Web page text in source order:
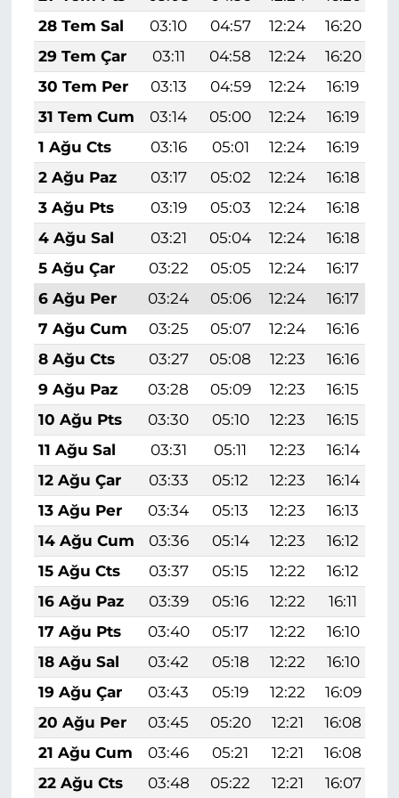
28 Tem Sal
03:10 04:57 12:24 16:20
29 Tem Çar
03:11 04:58 12:24 16:20
30 Tem Per
03:13 04:59 12:24 16:19
31 Tem Cum
03:14 05:00 12:24 16:19
1 Ağu Cts
03:16 05:01 12:24 16:19
2 Ağu Paz
03:17 05:02 12:24 16:18
3 Ağu Pts
03:19 05:03 12:24 16:18
4 Ağu Sal
03:21 05:04 12:24 16:18
5 Ağu Çar
03:22 05:05 12:24 16:17
6 Ağu Per
03:24 05:06 12:24 16:17
7 Ağu Cum
03:25 05:07 12:24 16:16
8 Ağu Cts
03:27 05:08 12:23 16:16
9 Ağu Paz
03:28 05:09 12:23 16:15
10 Ağu Pts
03:30 05:10 12:23 16:15
11 Ağu Sal
03:31 05:11 12:23 16:14
12 Ağu Çar
03:33 05:12 12:23 16:14
13 Ağu Per
03:34 05:13 12:23 16:13
14 Ağu Cum
03:36 05:14 12:23 16:12
15 Ağu Cts
03:37 05:15 12:22 16:12
16 Ağu Paz
03:39 05:16 12:22 16:11
17 Ağu Pts
03:40 05:17 12:22 16:10
18 Ağu Sal
03:42 05:18 12:22 16:10
19 Ağu Çar
03:43 05:19 12:22 16:09
20 Ağu Per
03:45 05:20 12:21 16:08
21 Ağu Cum
03:46 05:21 12:21 16:08
22 Ağu Cts
03:48 05:22 12:21 16:07